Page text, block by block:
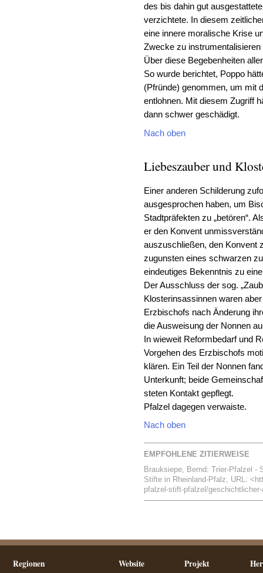
des bis dahin gut
verzichtete. In diesem
eine innere moralische Krise
Zwecke zu instrumentalisieren
Über diese Begebenheiten
So wurde berichtet, Poppo
(Pfründe) genommen, um mit
entlohnen. Mit diesem Zugriff
dann schwer geschädigt.
Nach oben
Liebeszauber und
Einer anderen Schilderung
ausgesprochen haben, um
Stadtpräfekten zu „betören“.
er den Konvent
auszuschließen, den Konvent
zugunsten eines schwarzen
eindeutiges Bekenntnis zu
Der Ausschluss der sog.
Klosterinsassinnen waren
Erzbischofs nach Änderung
die Ausweisung der Nonnen
In wieweit Reformbedarf und
Vorgehen des Erzbischofs
klären. Ein Teil der Nonnen
Unterkunft; beide
steten Kontakt gepflegt.
Pfalzel dagegen verwaiste.
Nach oben
EMPFOHLENE ZITIERWEISE
Brauksiepe, Bernd: Trier-Pfalzel
Stifte in Rheinland-Pfalz, URL:
pfalzel-stift-pfalzel/
Regionen Website Projekt